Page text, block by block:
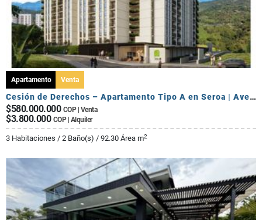
Apartamento Venta
Cesión de Derechos – Apartamento Tipo A en Seroa | Avenida Centenario
$580.000.000 COP | Venta
$3.800.000 COP | Alquiler
3 Habitaciones / 2 Baño(s) / 92.30 Área m2